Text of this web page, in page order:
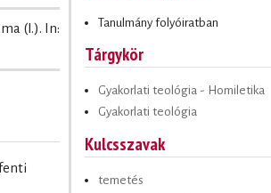
(I.). In:
Tanulmány folyóiratban
Tárgykör
Gyakorlati teológia - Homiletika
Gyakorlati teológia
Kulcsszavak
temetés